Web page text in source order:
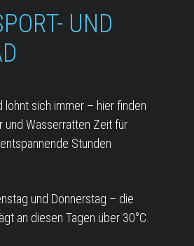
UND
lohnt sich immer – hier finden
und Wasserratten Zeit für
Stunden
und Donnerstag – die
an diesen Tagen über 30°C.